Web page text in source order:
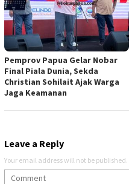
Pemprov Papua Gelar Nobar
Final Piala Dunia, Sekda
Christian Sohilait Ajak Warga
Jaga Keamanan
Leave a Reply
Your email address will not be published.